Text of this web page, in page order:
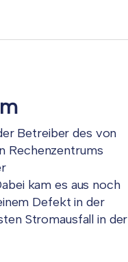
Betreiber des von
Rechenzentrums
kam es aus noch
Defekt in der
Stromausfall in der